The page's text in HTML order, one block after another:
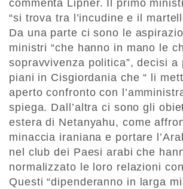
commenta Lipner. Il primo
“si trova tra l’incudine e il
Da una parte ci sono le
ministri “che hanno in mano le
sopravvivenza politica”, decisi a
piani in Cisgiordania che “ li
aperto confronto con
spiega. Dall’altra ci sono gli
estera di Netanyahu, come
minaccia iraniana e portare
nel club dei Paesi arabi che
normalizzato le loro relazioni
Questi “dipenderanno in larga